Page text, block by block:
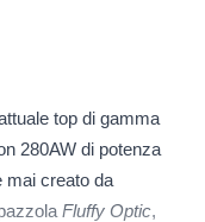
top di gamma
280AW di potenza
mai creato da
Fluffy Optic,